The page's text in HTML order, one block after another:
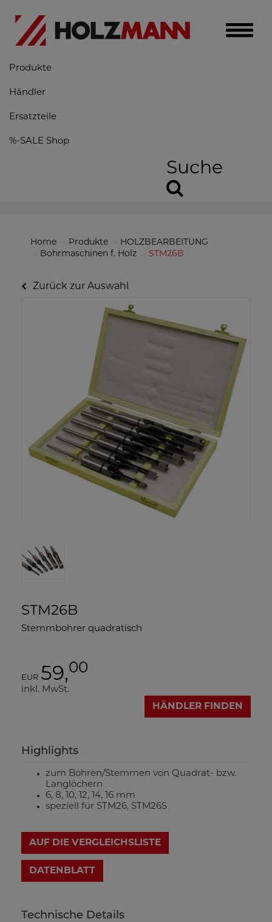
Toggle
Produkte
Händler
Ersatzteile
%-SALE Shop
Suche
Home Produkte
HOLZBEARBEITUNG
Bohrmaschinen f. Holz
STM26B
Zurück zur Auswahl
STM26B
Stemmbohrer quadratisch
EUR 59,00
inkl. MwSt.
HÄNDLER FINDEN
Highlights
zum Bohren/Stemmen von Quadrat- bzw.
Langlöchern
6, 8, 10, 12, 14, 16 mm
speziell für STM26, STM26S
AUF DIE VERGLEICHSLISTE
DATENBLATT
Technische Details